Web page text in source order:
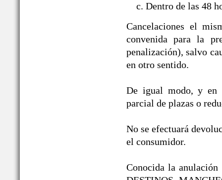
c. Dentro de las 48
Cancelaciones el
convenida para la
penalización), salvo
en otro sentido.
De igual modo, y en
parcial de plazas o
No se efectuará
el consumidor.
Conocida la